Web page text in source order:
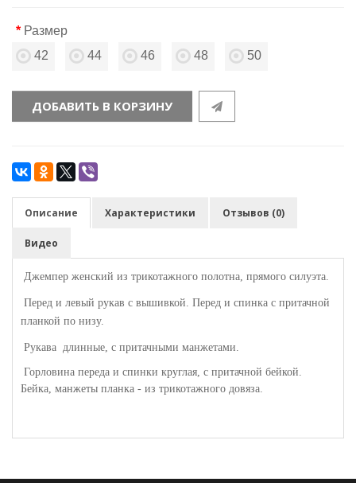
Размер
42
44 46 48 50
ДОБАВИТЬ В КОРЗИНУ
Описание Характеристики Отзывов (0)
Видео
Джемпер женский из трикотажного полотна, прямого силуэта.
Перед и левый рукав с вышивкой. Перед и спинка с притачной
планкой по низу.
Рукава длинные, с притачными манжетами.
Горловина переда и спинки круглая, с притачной бейкой.
Бейка, манжеты планка - из трикотажного довяза.